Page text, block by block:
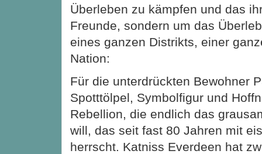
Überleben zu kämpfen und das
Freunde, sondern um das
eines ganzen Distrikts, einer
Nation:
Für die unterdrückten Bewohner
Spotttölpel, Symbolfigur und
Rebellion, die endlich das
will, das seit fast 80 Jahren mit
herrscht. Katniss Everdeen hat